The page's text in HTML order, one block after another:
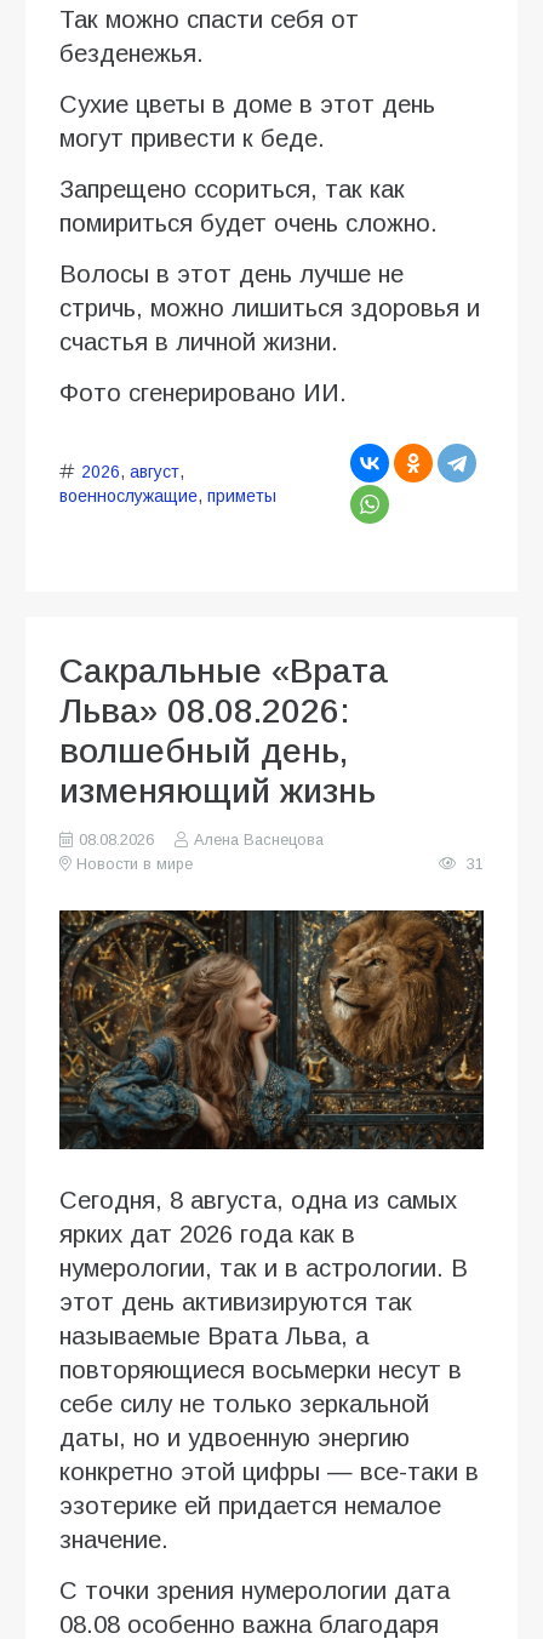
Так можно спасти себя от
безденежья.
Сухие цветы в доме в этот день
могут привести к беде.
Запрещено ссориться, так как
помириться будет очень сложно.
Волосы в этот день лучше не
стричь, можно лишиться здоровья и
счастья в личной жизни.
Фото сгенерировано ИИ.
2026, август,
военнослужащие, приметы
Сакральные «Врата
Льва» 08.08.2026:
волшебный день,
изменяющий жизнь
08.08.2026
Алена Васнецова
Новости в мире
31
Сегодня, 8 августа, одна из самых
ярких дат 2026 года как в
нумерологии, так и в астрологии. В
этот день активизируются так
называемые Врата Льва, а
повторяющиеся восьмерки несут в
себе силу не только зеркальной
даты, но и удвоенную энергию
конкретно этой цифры — все-таки в
эзотерике ей придается немалое
значение.
С точки зрения нумерологии дата
08.08 особенно важна благодаря